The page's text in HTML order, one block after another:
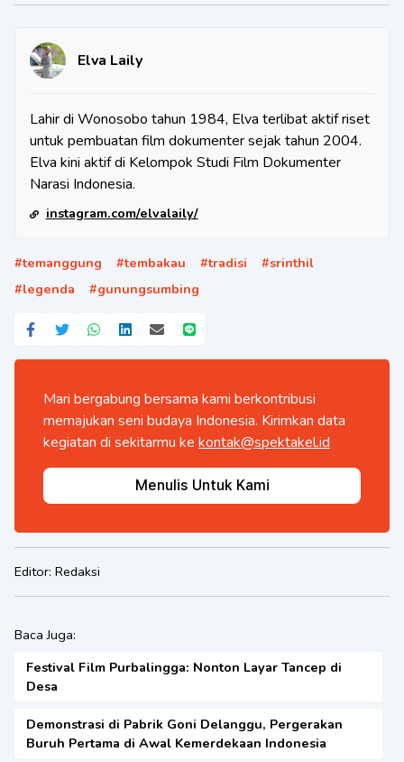
Elva Laily
Lahir di Wonosobo tahun 1984, Elva terlibat aktif riset
untuk pembuatan film dokumenter sejak tahun 2004.
Elva kini aktif di Kelompok Studi Film Dokumenter
Narasi Indonesia.
instagram.com/elvalaily/
#temanggung #tembakau #tradisi #srinthil
#legenda #gunungsumbing
Mari bergabung bersama kami berkontribusi
memajukan seni budaya Indonesia. Kirimkan data
kegiatan di sekitarmu ke kontak@spektakel.id
Menulis Untuk Kami
Editor: Redaksi
Baca Juga:
Festival Film Purbalingga: Nonton Layar Tancep di
Desa
Demonstrasi di Pabrik Goni Delanggu, Pergerakan
Buruh Pertama di Awal Kemerdekaan Indonesia